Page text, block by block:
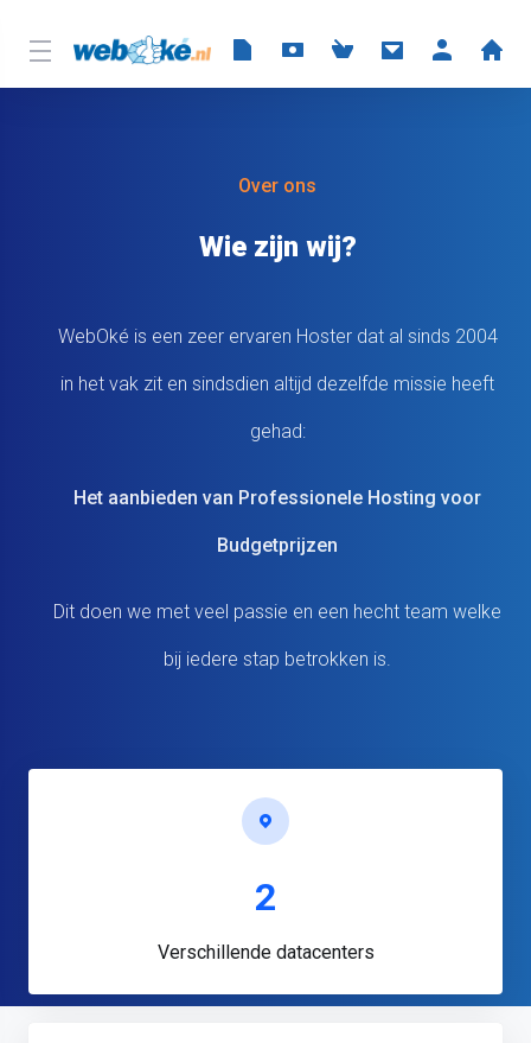
Over ons
Wie zijn wij?
WebOké is een zeer ervaren Hoster dat al sinds 2004
in het vak zit en sindsdien altijd dezelfde missie heeft
gehad:
Het aanbieden van Professionele Hosting voor
Budgetprijzen
Dit doen we met veel passie en een hecht team welke
bij iedere stap betrokken is.
2
Verschillende datacenters